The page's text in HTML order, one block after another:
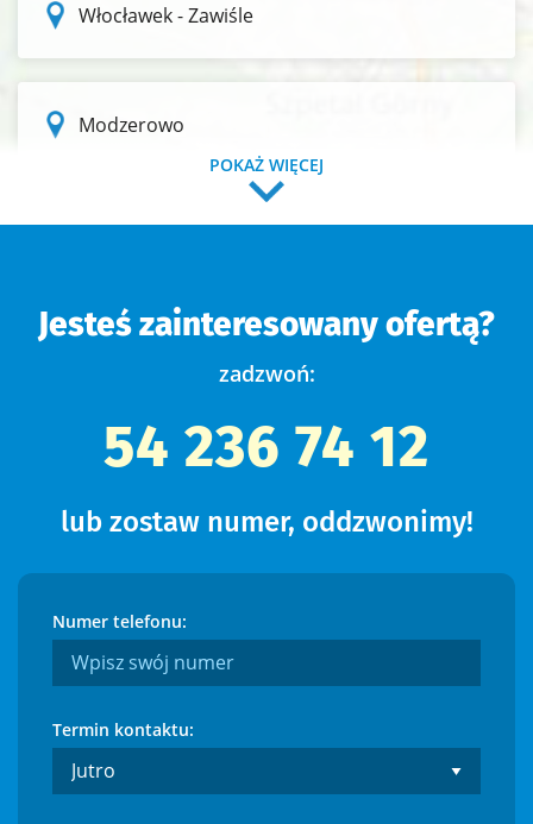
Włocławek - Zawiśle
Modzerowo
Osada Rybnica
Włocławek - Michelin
Kruszyn
Kruszynek
POKAŻ WIĘCEJ
Jesteś zainteresowany ofertą?
zadzwoń:
54 236 74 12
lub zostaw numer, oddzwonimy!
Numer telefonu:
Termin kontaktu: